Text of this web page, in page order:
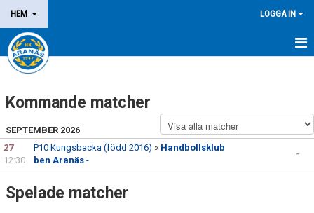
HEM LOGGA IN
NYHETER
OM KLUBBEN
MEDLEM
LEDARE
DOMARE/FUNKTIONÄR
Kommande matcher
SEPTEMBER 2026
27
12:30
P10 Kungsbacka (född 2016) » Handbollsklub
ben Aranäs -
-
Spelade matcher